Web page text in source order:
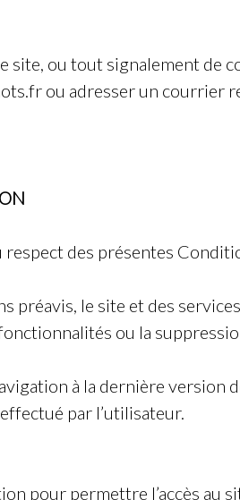
ou tout signalement de
ou adresser un courrier
respect des présentes
préavis, le site et des
ou la
à la dernière version
par l’utilisateur.
pour permettre l’accès au